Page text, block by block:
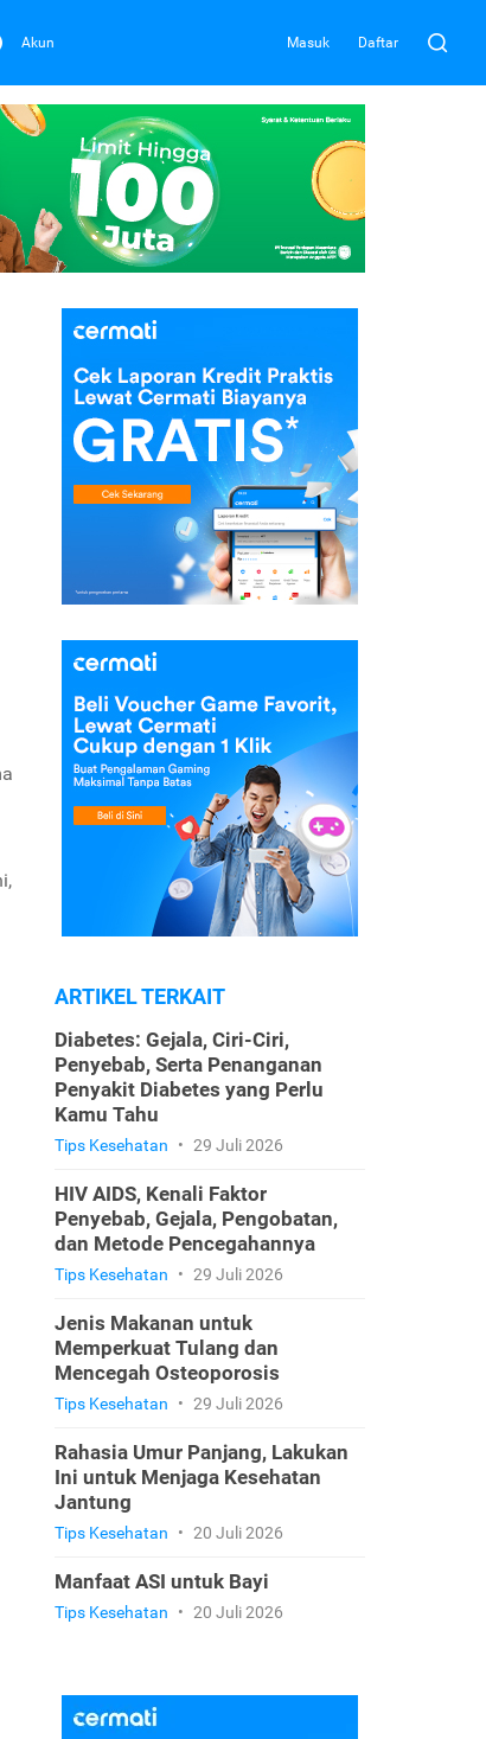
Akun Masuk Daftar
ARTIKEL TERKAIT
Diabetes: Gejala, Ciri-Ciri,
Penyebab, Serta Penanganan
Penyakit Diabetes yang Perlu
Kamu Tahu
Tips Kesehatan • 29 Juli 2026
HIV AIDS, Kenali Faktor
Penyebab, Gejala, Pengobatan,
dan Metode Pencegahannya
Tips Kesehatan • 29 Juli 2026
Jenis Makanan untuk
Memperkuat Tulang dan
Mencegah Osteoporosis
Tips Kesehatan • 29 Juli 2026
Rahasia Umur Panjang, Lakukan
Ini untuk Menjaga Kesehatan
Jantung
Tips Kesehatan • 20 Juli 2026
Manfaat ASI untuk Bayi
Tips Kesehatan • 20 Juli 2026